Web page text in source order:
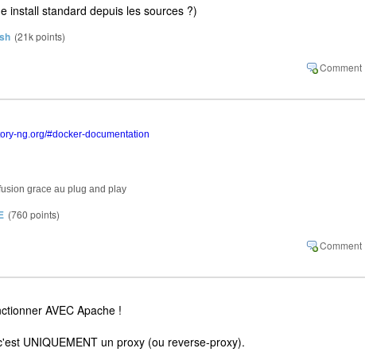
install standard depuis les sources ?)
(21kpoints)
ng.org/#docker-documentation
grace au plug and play
(760 points)
AVEC Apache !
UNIQUEMENT un proxy (ou reverse-proxy).